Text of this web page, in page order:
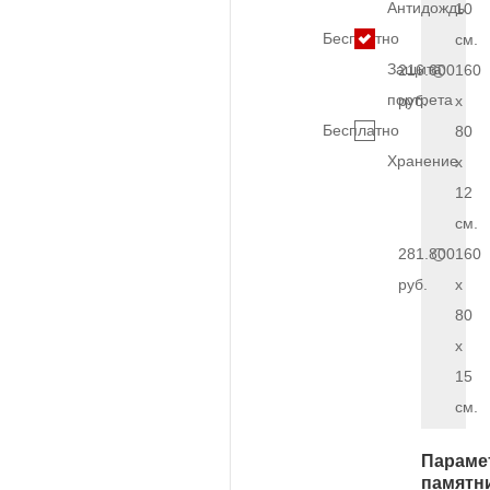
Антидождь
Бесплатно
Защита
портрета
Бесплатно
Хранение
10
см.
216.600
руб.
160
x
80
x
12
см.
281.800
руб.
160
x
80
x
15
см.